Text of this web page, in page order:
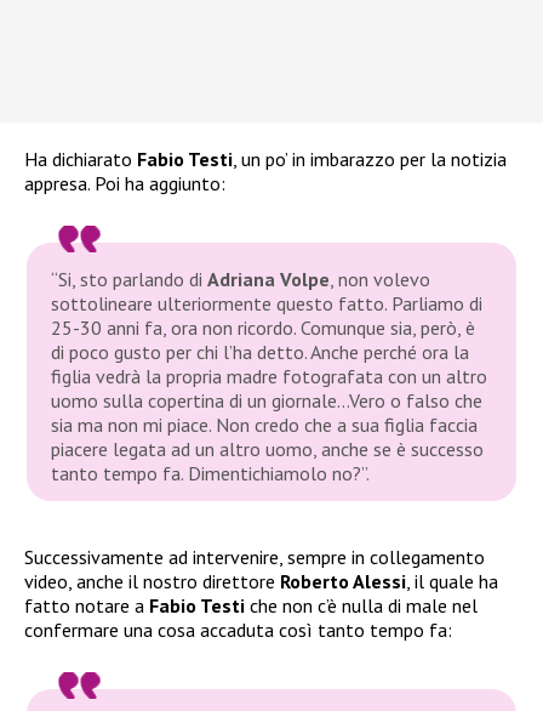
Ha dichiarato Fabio Testi , un po’ in imbarazzo per la notizia
appresa. Poi ha aggiunto:
“Si, sto parlando diAdriana Volpe , non volevo
sottolineare ulteriormente questo fatto. Parliamo di
25-30 anni fa, ora non ricordo. Comunque sia, però, è
di poco gusto per chi l’ha detto. Anche perché ora la
figlia vedrà la propria madre fotografata con un altro
uomo sulla copertina di un giornale…Vero o falso che
sia ma non mi piace. Non credo che a sua figlia faccia
piacere legata ad un altro uomo, anche se è successo
tanto tempo fa. Dimentichiamolo no?”.
Successivamente ad intervenire, sempre in collegamento
video, anche il nostro direttore Roberto Alessi , il quale ha
fatto notare a Fabio Testi che non c’è nulla di male nel
confermare una cosa accaduta così tanto tempo fa: